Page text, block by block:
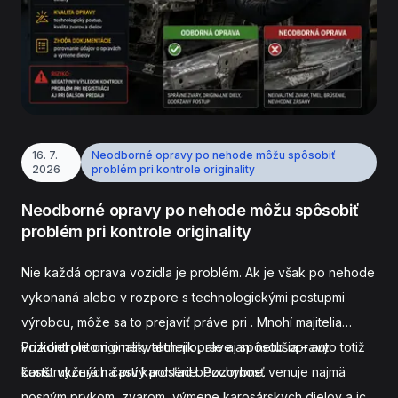
16. 7.
2026
Neodborné opravy po nehode môžu spôsobiť
problém pri kontrole originality
Neodborné opravy po nehode môžu spôsobiť
problém pri kontrole originality
Nie každá oprava vozidla je problém. Ak je však po nehode
vykonaná alebo v rozpore s technologickými postupmi
výrobcu, môže sa to prejaviť práve pri . Mnohí majitelia
vozidiel pritom o nekvalitnej oprave ani netušia – auto totiž
často vyzerá na prvý pohľad bezchybne.
Pri kontrole originality technik, ale aj spôsob opravy
konštrukčných častí karosérie. Pozornosť venuje najmä